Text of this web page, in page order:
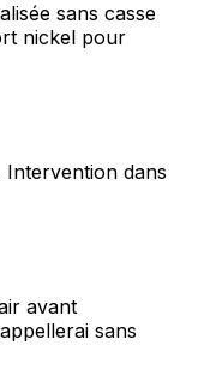
sans casse
nickel pour
Intervention dans
avant
sans